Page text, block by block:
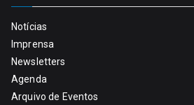
Notícias
Imprensa
Newsletters
Agenda
Arquivo de Eventos